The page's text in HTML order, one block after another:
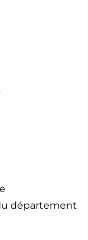
département